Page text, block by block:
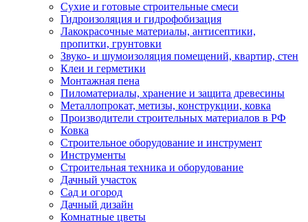
Сухие и готовые строительные смеси
Гидроизоляция и гидрофобизация
Лакокрасочные материалы, антисептики,
пропитки, грунтовки
Звуко- и шумоизоляция помещений, квартир, стен
Клеи и герметики
Монтажная пена
Пиломатериалы, хранение и защита древесины
Металлопрокат, метизы, конструкции, ковка
Производители строительных материалов в РФ
Ковка
Строительное оборудование и инструмент
Инструменты
Строительная техника и оборудование
Дачный участок
Сад и огород
Дачный дизайн
Комнатные цветы